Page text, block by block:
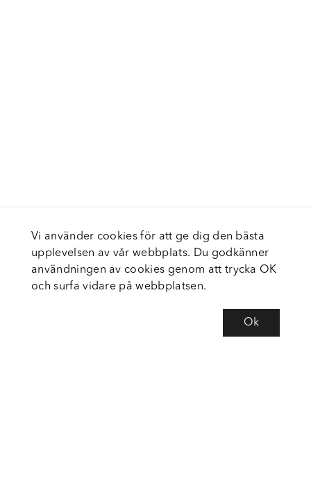
Vi använder cookies för att ge dig den bästa
upplevelsen av vår webbplats. Du godkänner
användningen av cookies genom att trycka OK
och surfa vidare på webbplatsen.
Ok